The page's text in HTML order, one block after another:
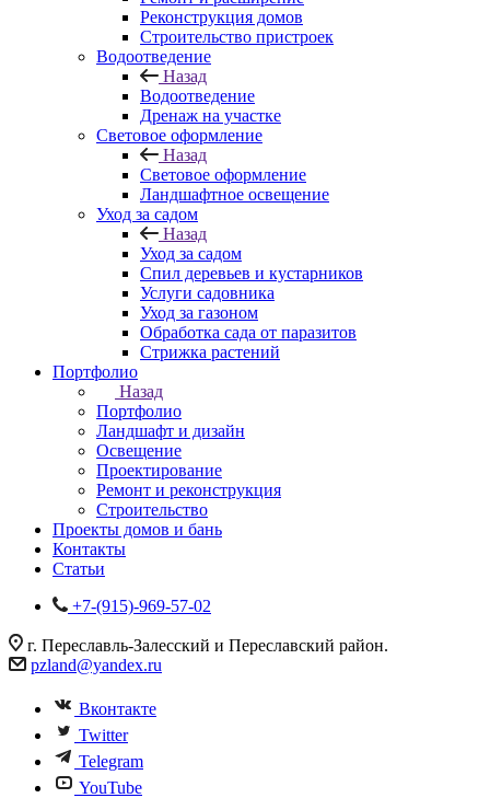
Реконструкция домов
Строительство пристроек
Водоотведение
Назад
Водоотведение
Дренаж на участке
Световое оформление
Назад
Световое оформление
Ландшафтное освещение
Уход за садом
Назад
Уход за садом
Спил деревьев и кустарников
Услуги садовника
Уход за газоном
Обработка сада от паразитов
Стрижка растений
Портфолио
Назад
Портфолио
Ландшафт и дизайн
Освещение
Проектирование
Ремонт и реконструкция
Строительство
Проекты домов и бань
Контакты
Статьи
+7-(915)-969-57-02
г. Переславль-Залесский и Переславский район.
pzland@yandex.ru
Вконтакте
Twitter
Telegram
YouTube